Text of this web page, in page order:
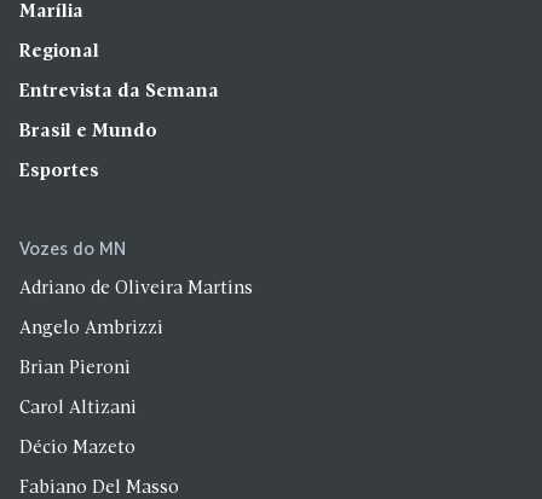
Marília
Regional
Entrevista da Semana
Brasil e Mundo
Esportes
Vozes do MN
Adriano de Oliveira Martins
Angelo Ambrizzi
Brian Pieroni
Carol Altizani
Décio Mazeto
Fabiano Del Masso